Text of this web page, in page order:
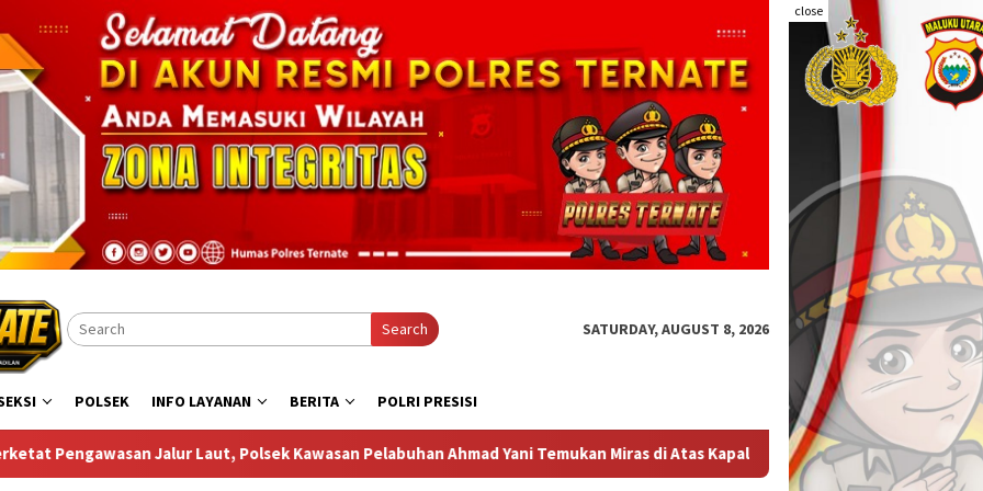
close
Search SATURDAY, AUGUST 8, 2026
POLSEK INFO LAYANAN BERITA POLRI PRESISI
Kawasan Pelabuhan Ahmad Yani Temukan Miras di Atas Kapal Penumpang Audit Kinerja Itwasum Polri Tahap II Tahun